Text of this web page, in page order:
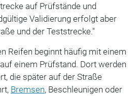
auf Prüfstände und
Validierung erfolgt aber
und der Teststrecke."
Reifen beginnt häufig mit einem
einem Prüfstand. Dort werden
die später auf der Straße
Bremsen, Beschleunigen oder